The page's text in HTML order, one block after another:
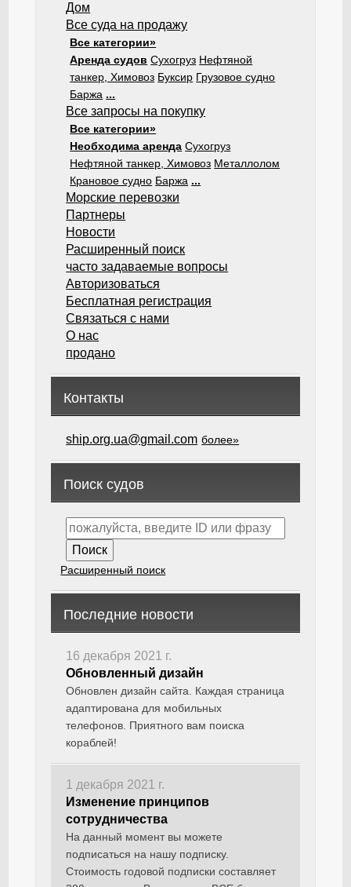
Дом
Все суда на продажу
Все категории»
Аренда судов Сухогруз Нефтяной
танкер, Химовоз Буксир Грузовое судно
Баржа ...
Все запросы на покупку
Все категории»
Необходима аренда Сухогруз
Нефтяной танкер, Химовоз Металлолом
Крановое судно Баржа ...
Морские перевозки
Партнеры
Новости
Расширенный поиск
часто задаваемые вопросы
Авторизоваться
Бесплатная регистрация
Связаться с нами
О нас
продано
Контакты
ship.org.ua@gmail.com более»
Поиск судов
Расширенный поиск
Последние новости
16 декабря 2021 г.
Обновленный дизайн
Обновлен дизайн сайта. Каждая страница
адаптирована для мобильных
телефонов. Приятного вам поиска
кораблей!
1 декабря 2021 г.
Изменение принципов
сотрудничества
На данный момент вы можете
подписаться на нашу подписку.
Стоимость годовой подписки составляет